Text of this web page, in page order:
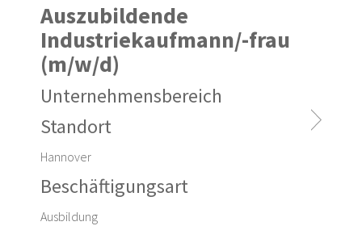
Auszubildende
Industriekaufmann/-frau
(m/w/d)
Unternehmensbereich
Standort
Hannover
Beschäftigungsart
Ausbildung